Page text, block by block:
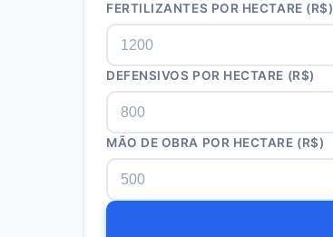
FERTILIZANTES POR HECTARE (R$)
DEFENSIVOS POR HECTARE (R$)
MÃO DE OBRA POR HECTARE (R$)